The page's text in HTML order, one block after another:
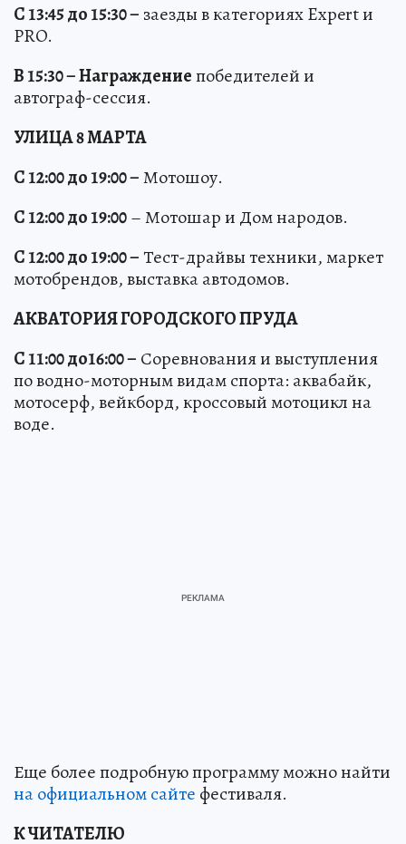
С 13:45 до 15:30 – заезды в категориях Expert и
PRO.
В 15:30 – Награждениепобедителей и
автограф-сессия.
УЛИЦА 8 МАРТА
С 12:00 до 19:00 –Мотошоу.
С 12:00 до 19:00– Мотошар и Дом народов.
С 12:00 до 19:00 –Тест-драйвы техники, маркет
мотобрендов, выставка автодомов.
АКВАТОРИЯ ГОРОДСКОГО ПРУДА
С 11:00 до16:00 – Соревнования и выступления
по водно-моторным видам спорта: аквабайк,
мотосерф, вейкборд, кроссовый мотоцикл на
воде.
Еще более подробную программу можно найти
на официальном сайте фестиваля.
К ЧИТАТЕЛЮ